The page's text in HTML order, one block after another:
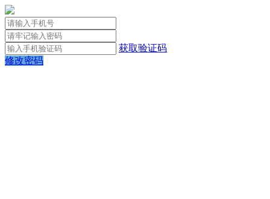
获取验证码
修改密码